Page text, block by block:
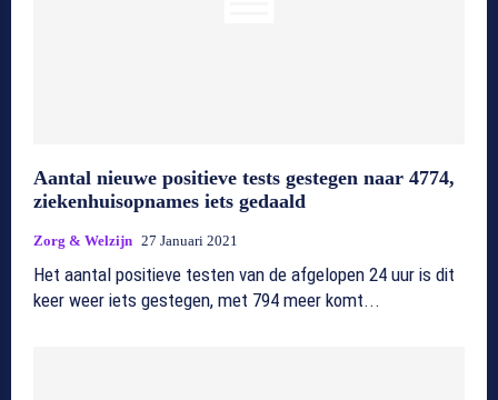
Aantal nieuwe positieve tests gestegen naar 4774,
ziekenhuisopnames iets gedaald
Zorg & Welzijn 27 Januari 2021
Het aantal positieve testen van de afgelopen 24 uur is dit
keer weer iets gestegen, met 794 meer komt...